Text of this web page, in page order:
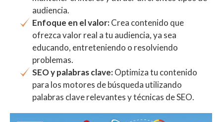
audiencia.
Enfoque en el valor:Crea contenido que
ofrezca valor real a tu audiencia, ya sea
educando, entreteniendo o resolviendo
problemas.
SEO y palabras clave:Optimiza tu contenido
para los motores de búsqueda utilizando
palabras clave relevantes y técnicas de SEO.